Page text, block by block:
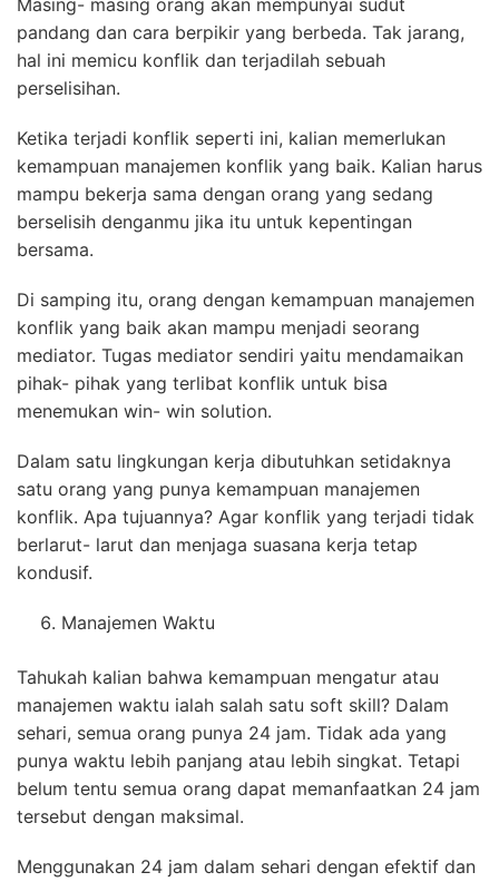
Masing- masing orang akan mempunyai sudut
pandang dan cara berpikir yang berbeda. Tak jarang,
hal ini memicu konflik dan terjadilah sebuah
perselisihan.
Ketika terjadi konflik seperti ini, kalian memerlukan
kemampuan manajemen konflik yang baik. Kalian harus
mampu bekerja sama dengan orang yang sedang
berselisih denganmu jika itu untuk kepentingan
bersama.
Di samping itu, orang dengan kemampuan manajemen
konflik yang baik akan mampu menjadi seorang
mediator. Tugas mediator sendiri yaitu mendamaikan
pihak- pihak yang terlibat konflik untuk bisa
menemukan win- win solution.
Dalam satu lingkungan kerja dibutuhkan setidaknya
satu orang yang punya kemampuan manajemen
konflik. Apa tujuannya? Agar konflik yang terjadi tidak
berlarut- larut dan menjaga suasana kerja tetap
kondusif.
Manajemen Waktu
Tahukah kalian bahwa kemampuan mengatur atau
manajemen waktu ialah salah satu soft skill? Dalam
sehari, semua orang punya 24 jam. Tidak ada yang
punya waktu lebih panjang atau lebih singkat. Tetapi
belum tentu semua orang dapat memanfaatkan 24 jam
tersebut dengan maksimal.
Menggunakan 24 jam dalam sehari dengan efektif dan